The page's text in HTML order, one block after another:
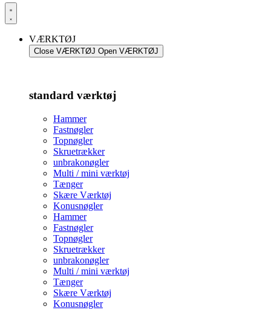
VÆRKTØJ
Close VÆRKTØJ Open VÆRKTØJ
standard værktøj
Hammer
Fastnøgler
Topnøgler
Skruetrækker
unbrakonøgler
Multi / mini værktøj
Tænger
Skære Værktøj
Konusnøgler
Hammer
Fastnøgler
Topnøgler
Skruetrækker
unbrakonøgler
Multi / mini værktøj
Tænger
Skære Værktøj
Konusnøgler